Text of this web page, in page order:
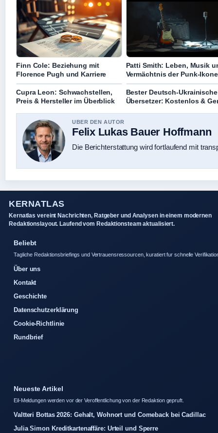
Finn Cole: Beziehung mit
Florence Pugh und Karriere
Patti Smith: Leben, Musik
Vermächtnis der Punk-Ikone
Cupra Leon: Schwachstellen,
Preis & Hersteller im Überblick
Bester Deutsch-
Übersetzer: Kostenlos &
UBER DEN AUTOR
Felix Lukas Bauer Hoffmann
Die Berichterstattung wird fortlaufend mit
KERNATLAS
Kernatlas vereint Nachrichten, Ratgeber und Analysen in einem modernen
Redaktionslayout. Laufend vom Redaktionsteam aktualisiert.
Beliebt
Tagliche Redaktionsbriefings und Vertrauensressourcen, kuratiert fur schnelle
Über uns
Kontakt
Geschichte
Datenschutzerklärung
Cookie-Richtlinie
Rundbrief
Neueste Artikel
Eil-Meldungen werden vor der Veroffentlichung von der Redaktion gepruft.
Valtteri Bottas 2026: Gehalt, Wohnort und Comeback bei Cadillac
Julia Simon Kreditkartenaffäre: Urteil und Sperre